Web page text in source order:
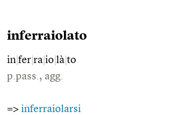
inferraiolato
in fer ra io là to
p.pass., agg.
=> inferraiolarsi